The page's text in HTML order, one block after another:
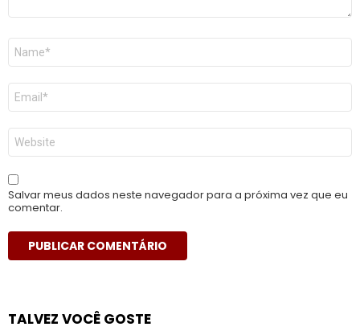
Nome
E-
mail
*
Site
Salvar meus dados neste navegador para a próxima vez que eu
comentar.
TALVEZ VOCÊ GOSTE